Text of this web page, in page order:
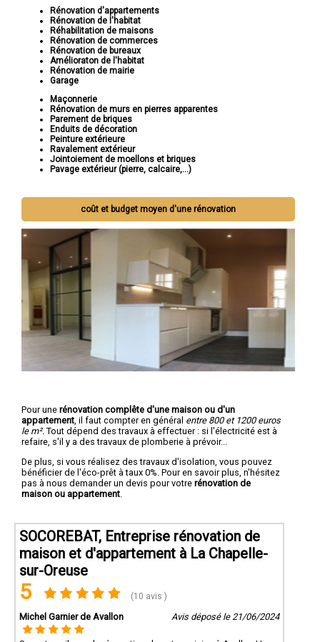
Rénovation d'appartements
Rénovation de l'habitat
Réhabilitation de maisons
Rénovation de commerces
Rénovation de bureaux
Amélioraton de l'habitat
Rénovation de mairie
Garage
Maçonnerie
Rénovation de murs en pierres apparentes
Parement de briques
Enduits de décoration
Peinture extérieure
Ravalement extérieur
Jointoiement de moellons et briques
Pavage extérieur (pierre, calcaire,...)
coût et budget moyen d'une rénovation
Pour une rénovation complête d'une maison ou d'un
appartement , il faut compter en général entre 800 et 1200 euros
le m². Tout dépend des travaux à effectuer : si l'électricité est à
refaire, s'il y a des travaux de plomberie à prévoir...
De plus, si vous réalisez des travaux d'isolation, vous pouvez
bénéficier de l'éco-prêt à taux 0%. Pour en savoir plus, n'hésitez
pas à nous demander un devis pour votre rénovation de
maison ou appartement
SOCOREBAT, Entreprise rénovation de
maison et d'appartement à La Chapelle-
sur-Oreuse
5 (10 avis )
Michel Garnier de Avallon Avis déposé le 21/06/2024